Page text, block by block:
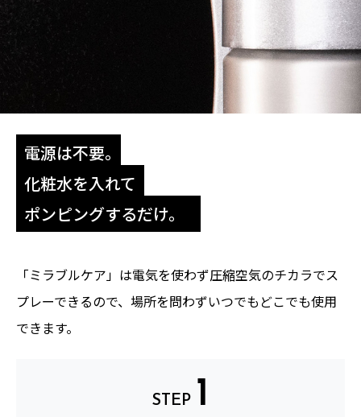
電源は不要。
化粧水を入れて
ポンピングするだけ。
「ミラブルケア」は電気を使わず圧縮空気のチカラでス
プレーできるので、場所を問わずいつでもどこでも使用
できます。
STEP 1